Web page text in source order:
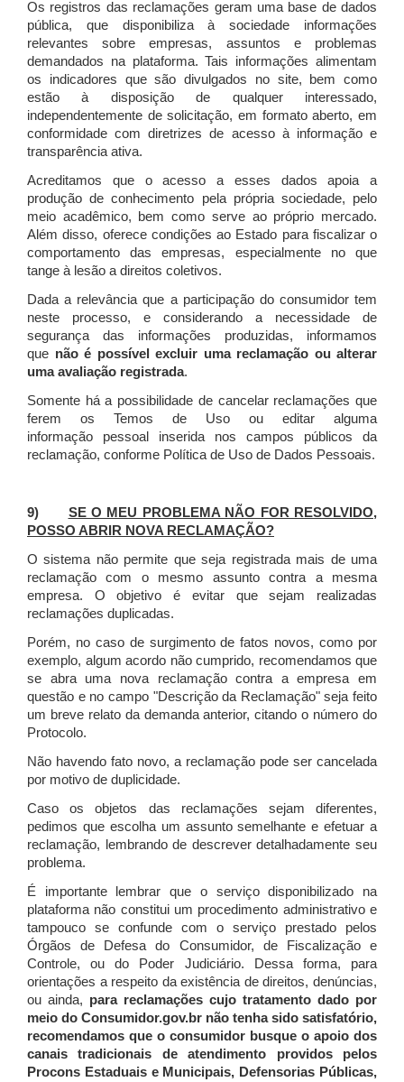
Os registros das reclamações geram uma base de dados
pública, que disponibiliza à sociedade informações
relevantes sobre empresas, assuntos e problemas
demandados na plataforma. Tais informações alimentam
os indicadores que são divulgados no site, bem como
estão à disposição de qualquer interessado,
independentemente de solicitação, em formato aberto, em
conformidade com diretrizes de acesso à informação e
transparência ativa.
Acreditamos que o acesso a esses dados apoia a
produção de conhecimento pela própria sociedade, pelo
meio acadêmico, bem como serve ao próprio mercado.
Além disso, oferece condições ao Estado para fiscalizar o
comportamento das empresas, especialmente no que
tange à lesão a direitos coletivos.
Dada a relevância que a participação do consumidor tem
neste processo, e considerando a necessidade de
segurança das informações produzidas, informamos
que não é possível excluir uma reclamação ou alterar
uma avaliação registrada.
Somente há a possibilidade de cancelar reclamações que
ferem os Temos de Uso ou editar alguma
informação pessoal inserida nos campos públicos da
reclamação, conforme Política de Uso de Dados Pessoais.
9) SE O MEU PROBLEMA NÃO FOR RESOLVIDO,
POSSO ABRIR NOVA RECLAMAÇÃO?
O sistema não permite que seja registrada mais de uma
reclamação com o mesmo assunto contra a mesma
empresa. O objetivo é evitar que sejam realizadas
reclamações duplicadas.
Porém, no caso de surgimento de fatos novos, como por
exemplo, algum acordo não cumprido, recomendamos que
se abra uma nova reclamação contra a empresa em
questão e no campo "Descrição da Reclamação" seja feito
um breve relato da demanda anterior, citando o número do
Protocolo.
Não havendo fato novo, a reclamação pode ser cancelada
por motivo de duplicidade.
Caso os objetos das reclamações sejam diferentes,
pedimos que escolha um assunto semelhante e efetuar a
reclamação, lembrando de descrever detalhadamente seu
problema.
É importante lembrar que o serviço disponibilizado na
plataforma não constitui um procedimento administrativo e
tampouco se confunde com o serviço prestado pelos
Órgãos de Defesa do Consumidor, de Fiscalização e
Controle, ou do Poder Judiciário. Dessa forma, para
orientações a respeito da existência de direitos, denúncias,
ou ainda, para reclamações cujo tratamento dado por
meio do Consumidor.gov.br não tenha sido satisfatório,
recomendamos que o consumidor busque o apoio dos
canais tradicionais de atendimento providos pelos
Procons Estaduais e Municipais, Defensorias Públicas,